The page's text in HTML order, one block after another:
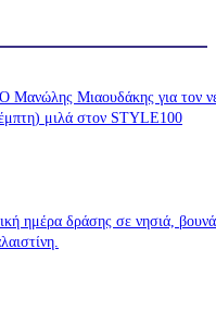
Μανώλης Μιαουδάκης για τον
μιλά στον STYLE100
ημέρα δράσης σε νησιά,